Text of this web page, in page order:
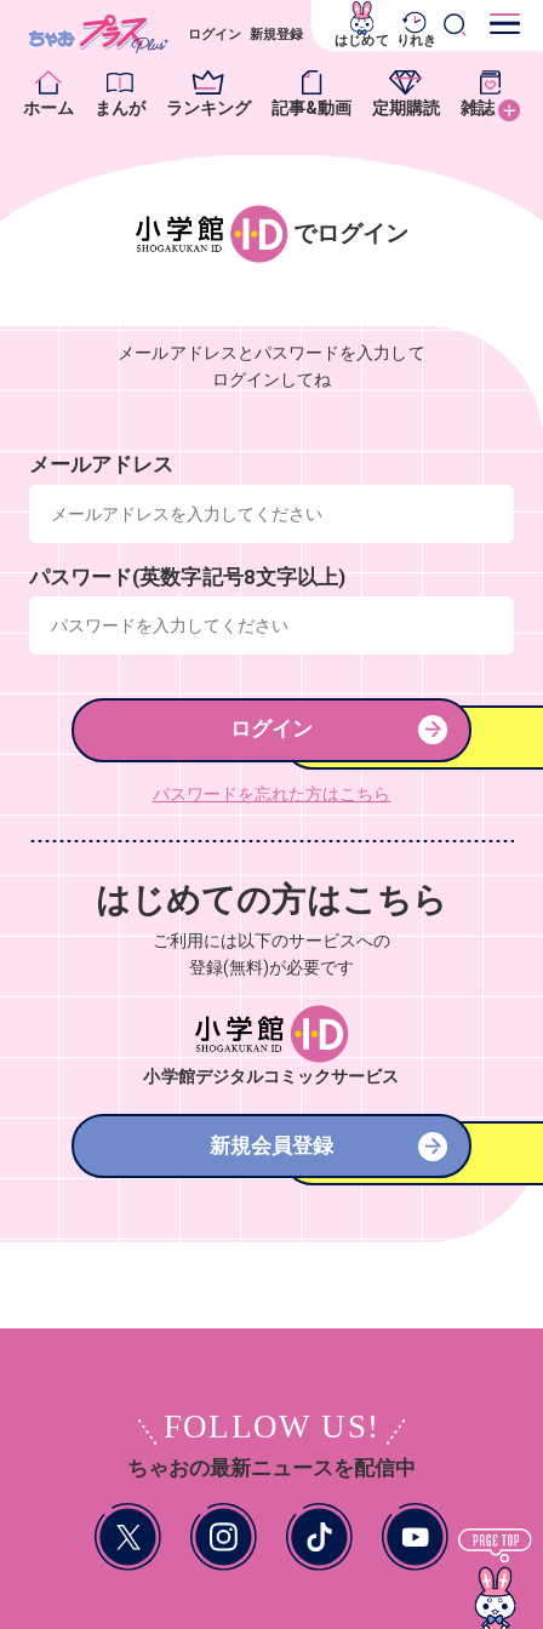
ホーム まんが ランキング 記事&動画 定期購読 雑誌
ログイン 新規登録 はじめて りれき
でログイン
メールアドレスとパスワードを入力して
ログインしてね
メールアドレス
パスワード(英数字記号8文字以上)
ログイン
パスワードを忘れた方はこちら
はじめての方はこちら
ご利用には以下のサービスへの
登録(無料)が必要です
小学館デジタルコミックサービス
新規会員登録
FOLLOW US!
ちゃおの最新ニュースを配信中